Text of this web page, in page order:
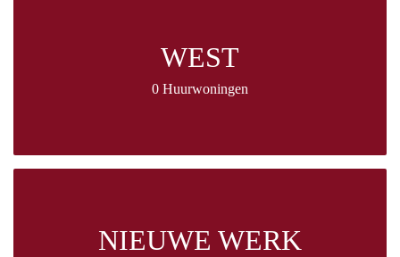
WEST
0 Huurwoningen
NIEUWE WERK